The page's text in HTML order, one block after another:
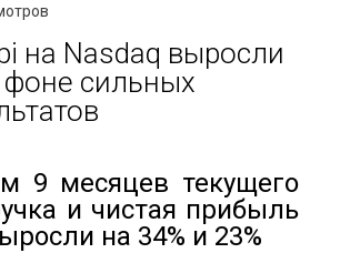
на Nasdaq выросли
фоне сильных
9 месяцев текущего
и чистая прибыль
на 34% и 23%